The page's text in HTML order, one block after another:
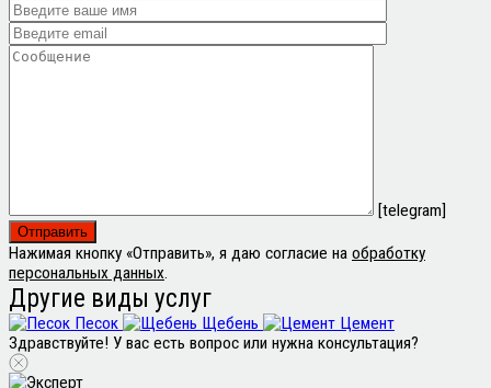
[telegram]
Нажимая кнопку «Отправить», я даю согласие на обработку
персональных данных.
Другие виды услуг
Песок Щебень
Цемент
Здравствуйте! У вас есть вопрос или нужна консультация?